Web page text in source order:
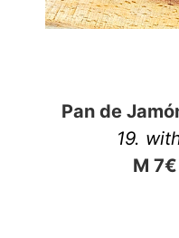
Pan de
19.
M